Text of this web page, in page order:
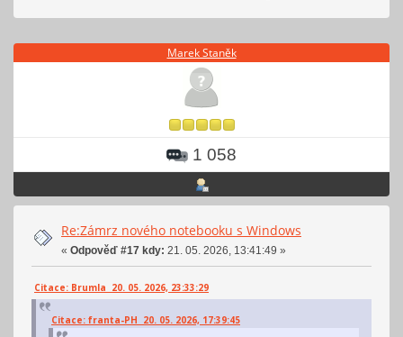
Marek Staněk
1 058
Re:Zámrz nového notebooku s Windows
« Odpověď #17 kdy: 21. 05. 2026, 13:41:49 »
Citace: Brumla 20. 05. 2026, 23:33:29
Citace: franta-PH 20. 05. 2026, 17:39:45